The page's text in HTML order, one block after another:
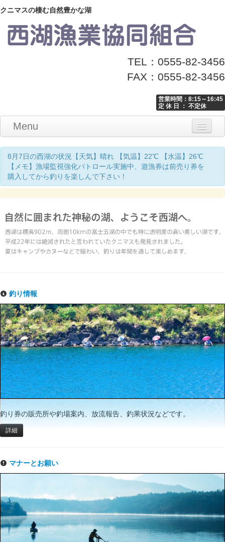
クニマスの棲む自然豊かな湖
TEL：0555-82-3456
FAX：0555-82-3456
営業時間：8:15～16:45
定 休 日 ： 不定休
Menu
Home
釣り情報
マナーとお願い
クニマス展示館
漁協からのお知らせ
お問い合わせ
8月7日の西湖の状況【天気】晴れ 【気温】22℃ 【水温】26℃
【メモ】漁場監視強化パトロール実施中、遊漁券は前売り券を
購入してから釣りを楽しんで下さい！
釣り情報
釣り券の販売所や釣場案内、放流報告、釣果状況などです。
詳細
マナーとお願い